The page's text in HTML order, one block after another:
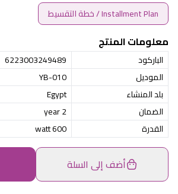
Installment Plan / خطة التقسيط
معلومات المنتج
الباركود
6223003249489
الموديل
YB-010
بلد المنشاء
Egypt
الضمان
2 year
القدرة
600 watt
أضف إلى السلة